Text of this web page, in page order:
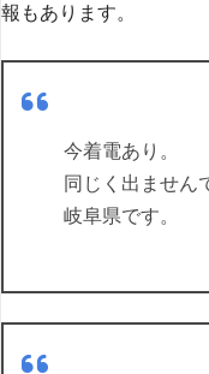
報もあります。
今着電あり。
同じく出ません
岐阜県です。